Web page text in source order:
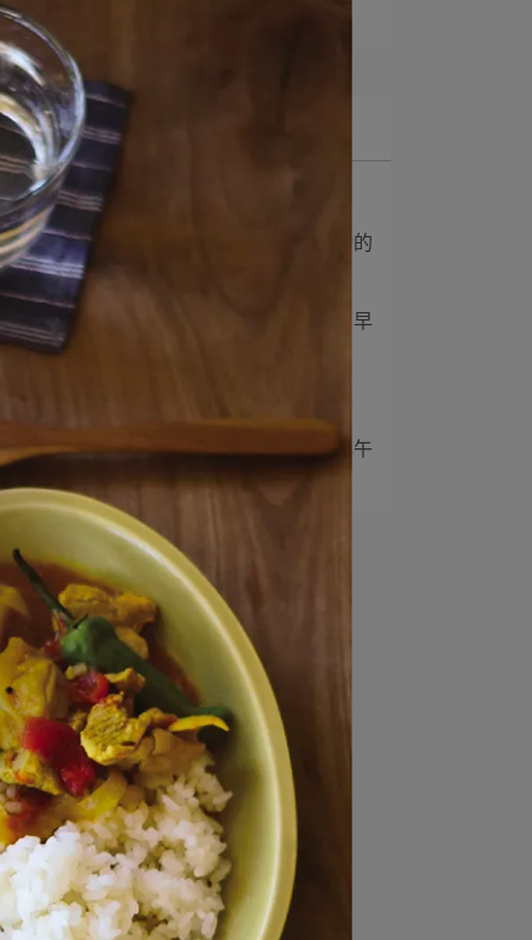
最新文章
用豬豬燒烤盤享受熱騰騰的
早午餐
烤吐司、歐姆蛋與水果的早
5 用蒲公英器皿迎接清爽早午
餐